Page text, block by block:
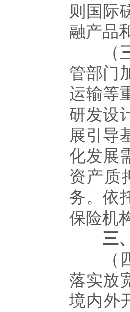
则国际
融产品
（三
管部门
运输等
研发设
展引导
化发展
资产质
务。依
保险机
三、
（四
落实放
境内外